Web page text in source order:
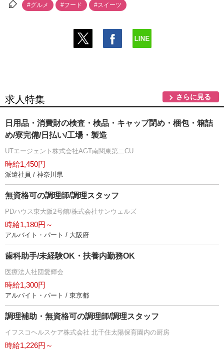
#グルメ #フード #スイーツ
求人特集 さらに見る
日用品・消費財の検査・検品・キャップ閉め・梱包・箱詰
め/寮完備/日払い/工場・製造
UTエージェント株式会社AGT南関東第二CU
時給1,450円
派遣社員 / 神奈川県
無資格可の調理師/調理スタッフ
PDハウス東大阪2号館/株式会社サンウェルズ
時給1,180円～
アルバイト・パート / 大阪府
歯科助手/未経験OK・扶養内勤務OK
医療法人社団愛輝会
時給1,300円
アルバイト・パート / 東京都
調理補助・無資格可の調理師/調理スタッフ
イフスコヘルスケア株式会社 北千住太陽保育園内の厨房
時給1,226円～